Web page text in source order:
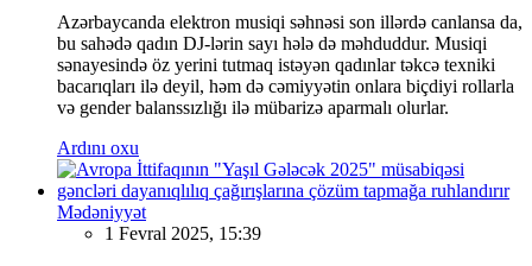
Azərbaycanda elektron musiqi səhnəsi son illərdə canlansa da,
bu sahədə qadın DJ-lərin sayı hələ də məhduddur. Musiqi
sənayesində öz yerini tutmaq istəyən qadınlar təkcə texniki
bacarıqları ilə deyil, həm də cəmiyyətin onlara biçdiyi rollarla
və gender balanssızlığı ilə mübarizə aparmalı olurlar.
Ardını oxu
Mədəniyyət
1 Fevral 2025, 15:39